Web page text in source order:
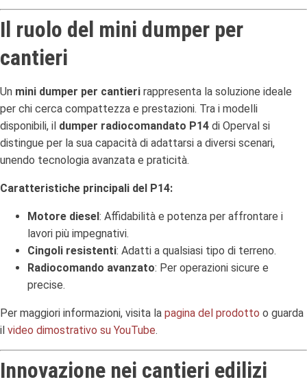
Il ruolo del mini dumper per
cantieri
Un mini dumper per cantieri rappresenta la soluzione ideale
per chi cerca compattezza e prestazioni. Tra i modelli
disponibili, il dumper radiocomandato P14 di Operval si
distingue per la sua capacità di adattarsi a diversi scenari,
unendo tecnologia avanzata e praticità.
Caratteristiche principali del P14:
Motore diesel: Affidabilità e potenza per affrontare i
lavori più impegnativi.
Cingoli resistenti: Adatti a qualsiasi tipo di terreno.
Radiocomando avanzato: Per operazioni sicure e
precise.
Per maggiori informazioni, visita la pagina del prodotto o guarda
il video dimostrativo su YouTube.
Innovazione nei cantieri edilizi